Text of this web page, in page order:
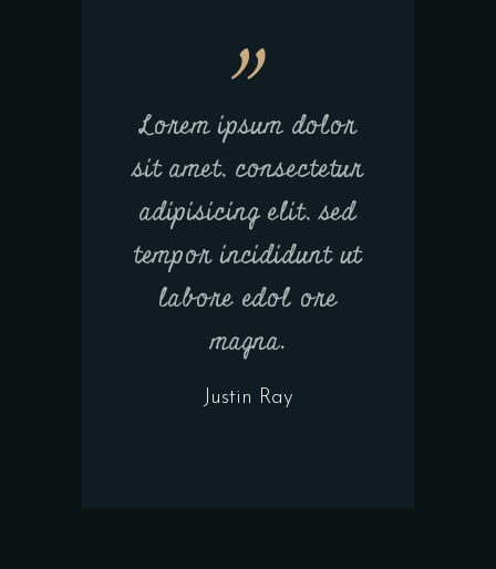
Lorem ipsum dolor
sit amet, consectetur
adipisicing elit, sed
tempor incididunt ut
labore edol ore
magna.
Justin Ray